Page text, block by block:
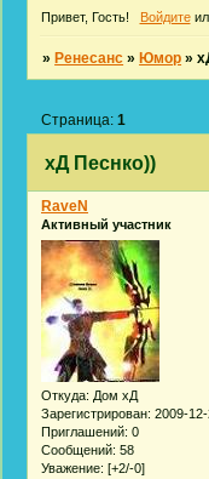
Привет, Гость! Войдите
» Ренесанс » Юмор »
хД Песнко))
Страница:1
RaveN
Активный участник
Откуда: Дом хД
Зарегистрирован: 2009-
Приглашений: 0
Сообщений: 58
Уважение: [+2/-0]